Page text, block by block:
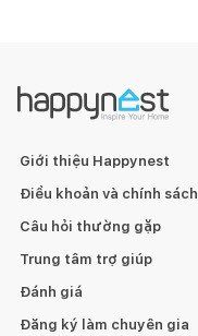
Giới thiệu Happynest
Điều khoản và chính sách
Câu hỏi thường gặp
Trung tâm trợ giúp
Đánh giá
Đăng ký làm chuyên gia